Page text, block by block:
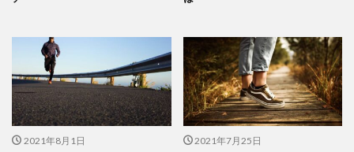
2021年8月1日 2021年7月25日